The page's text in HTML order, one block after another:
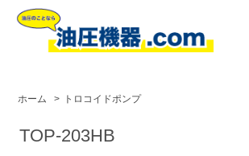
ホーム > トロコイドポンプ
TOP-203HB